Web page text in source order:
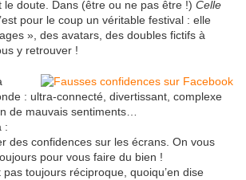
le doute. Dans (être ou ne pas être !) Celle
pour le coup un véritable festival : elle
», des avatars, des doubles fictifs à
y retrouver !
: ultra-connecté, divertissant, complexe
de mauvais sentiments…
:
des confidences sur les écrans. On vous
pour vous faire du bien !
pas toujours réciproque, quoiqu’en dise